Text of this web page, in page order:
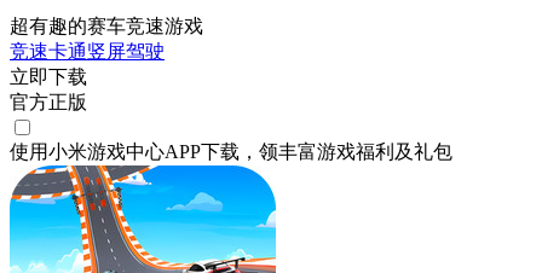
超有趣的赛车竞速游戏
竞速卡通竖屏驾驶
立即下载
官方正版
使用小米游戏中心APP下载 ，领丰富游戏福利 及礼包